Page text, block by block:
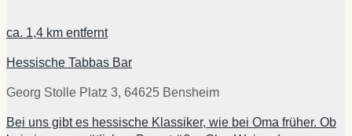
ca. 1,4 km entfernt
Hessische Tabbas Bar
Georg Stolle Platz 3, 64625 Bensheim
Bei uns gibt es hessische Klassiker, wie bei Oma früher. Ob